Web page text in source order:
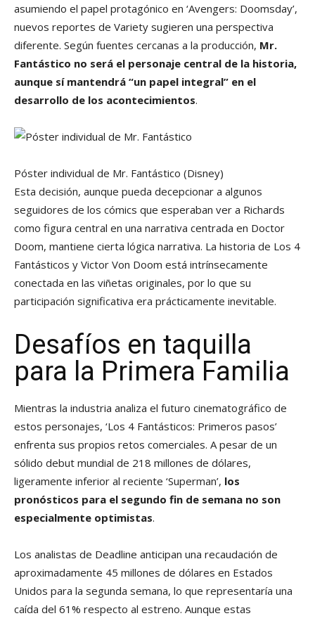
asumiendo el papel protagónico en ‘Avengers: Doomsday’,
nuevos reportes de Variety sugieren una perspectiva
diferente. Según fuentes cercanas a la producción, Mr.
Fantástico no será el personaje central de la historia,
aunque sí mantendrá “un papel integral” en el
desarrollo de los acontecimientos.
Póster individual de Mr. Fantástico (Disney)
Esta decisión, aunque pueda decepcionar a algunos
seguidores de los cómics que esperaban ver a Richards
como figura central en una narrativa centrada en Doctor
Doom, mantiene cierta lógica narrativa. La historia de Los 4
Fantásticos y Victor Von Doom está intrínsecamente
conectada en las viñetas originales, por lo que su
participación significativa era prácticamente inevitable.
Desafíos en taquilla
para la Primera Familia
Mientras la industria analiza el futuro cinematográfico de
estos personajes, ‘Los 4 Fantásticos: Primeros pasos’
enfrenta sus propios retos comerciales. A pesar de un
sólido debut mundial de 218 millones de dólares,
ligeramente inferior al reciente ‘Superman’, los
pronósticos para el segundo fin de semana no son
especialmente optimistas.
Los analistas de Deadline anticipan una recaudación de
aproximadamente 45 millones de dólares en Estados
Unidos para la segunda semana, lo que representaría una
caída del 61% respecto al estreno. Aunque estas